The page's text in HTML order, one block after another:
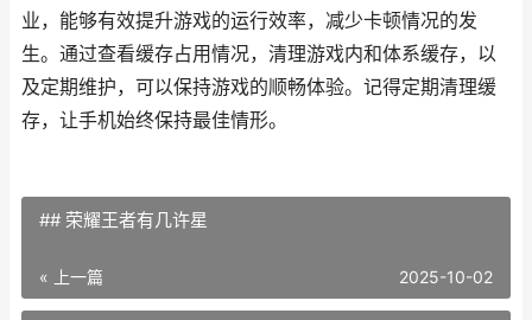
业，能够有效提升游戏的运行效率，减少卡顿情况的发
生。通过查看缓存占用情况，清理游戏内和体系缓存，以
及定期维护，可以保持游戏的顺畅体验。记得定期清理缓
存，让手机始终保持最佳情形。
## 荣耀王者有几许星
« 上一篇 2025-10-02